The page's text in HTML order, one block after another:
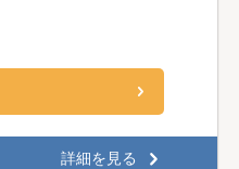
詳細を見る